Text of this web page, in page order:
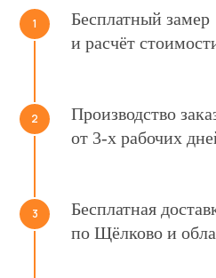
1
Бесплатный замер
и расчёт
2
Производство
от 3-х рабочих
3
Бесплатная
по Щёлково и